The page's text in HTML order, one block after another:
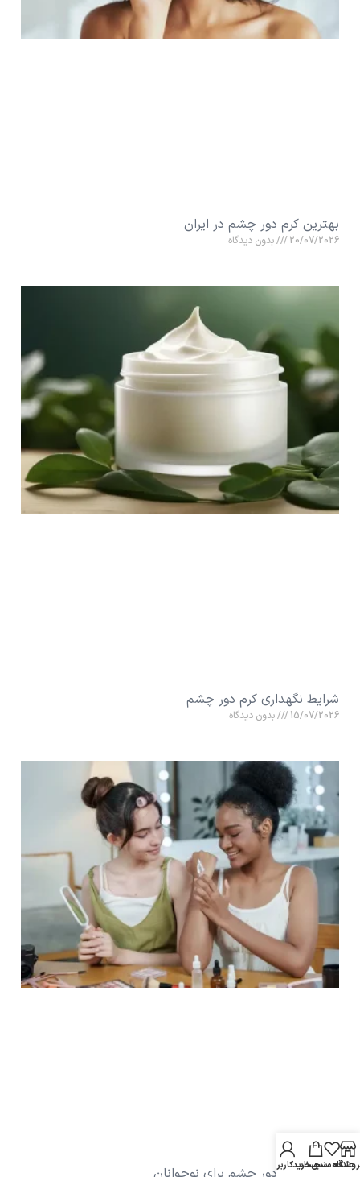
بهترین کرم دور چشم در ایران
20/07/2026 بدون دیدگاه
شرایط نگهداری کرم دور چشم
15/07/2026 بدون دیدگاه
علاقه مندیسبد خرید
حساب کاربری من